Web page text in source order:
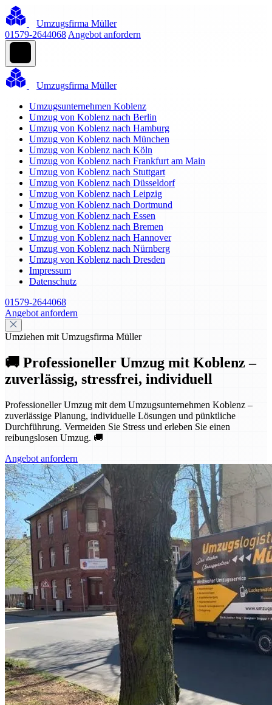
Umzugsfirma Müller
01579-2644068 Angebot anfordern
Umzugsfirma Müller
Umzugsunternehmen Koblenz
Umzug von Koblenz nach Berlin
Umzug von Koblenz nach Hamburg
Umzug von Koblenz nach München
Umzug von Koblenz nach Köln
Umzug von Koblenz nach Frankfurt am Main
Umzug von Koblenz nach Stuttgart
Umzug von Koblenz nach Düsseldorf
Umzug von Koblenz nach Leipzig
Umzug von Koblenz nach Dortmund
Umzug von Koblenz nach Essen
Umzug von Koblenz nach Bremen
Umzug von Koblenz nach Hannover
Umzug von Koblenz nach Nürnberg
Umzug von Koblenz nach Dresden
Impressum
Datenschutz
01579-2644068
Angebot anfordern
Umziehen mit Umzugsfirma Müller
🚚 Professioneller Umzug mit Koblenz –
zuverlässig, stressfrei, individuell
Professioneller Umzug mit dem Umzugsunternehmen Koblenz –
zuverlässige Planung, individuelle Lösungen und pünktliche
Durchführung. Vermeiden Sie Stress und erleben Sie einen
reibungslosen Umzug. 🚚
Angebot anfordern